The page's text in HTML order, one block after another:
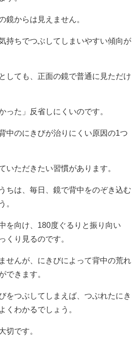
鏡からは見えません。
持ちでつぶしてしまいやすい傾向が
しても、正面の鏡で普通に見ただけ
った」反省しにくいのです。
中のにきびが治りにくい原因の1つ
いただきたい習慣があります。
ちは、毎日、鏡で背中をのぞき込む
。
を向け、180度ぐるりと振り向い
くり見るのです。
せんが、にきびによって背中の荒れ
できます。
をつぶしてしまえば、つぶれたにき
くわかるでしょう。
切です。